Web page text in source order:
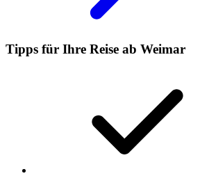
Tipps für Ihre Reise ab Weimar